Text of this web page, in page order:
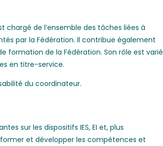
de l’ensemble des tâches liées à
par la Fédération. Il contribue également
formation de la Fédération. Son rôle est varié
en titre-service.
du coordinateur.
sur les dispositifs IES, EI et, plus
et développer les compétences et